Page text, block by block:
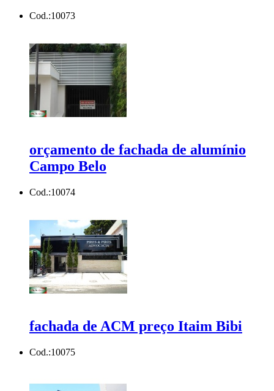
Cod.:10073
orçamento de fachada de alumínio
Campo Belo
Cod.:10074
fachada de ACM preço Itaim Bibi
Cod.:10075